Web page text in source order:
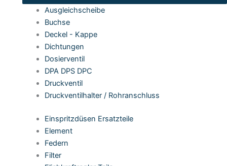
Ausgleichscheibe
Buchse
Deckel - Kappe
Dichtungen
Dosierventil
DPA DPS DPC
Druckventil
Druckventilhalter / Rohranschluss
Einspritzdüsen Ersatzteile
Element
Federn
Filter